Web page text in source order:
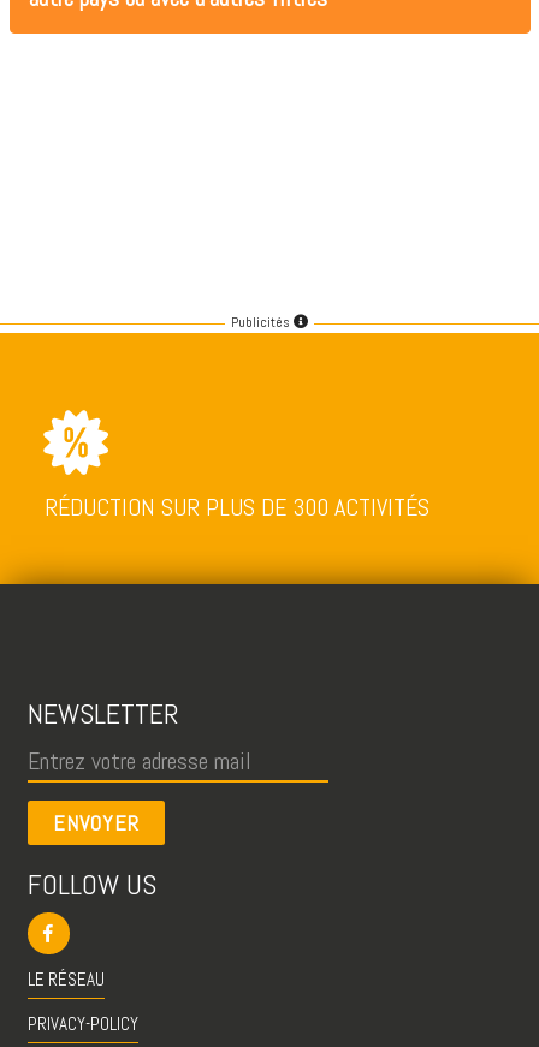
Publicités
RÉDUCTION SUR PLUS DE 300 ACTIVITÉS
NEWSLETTER
ENVOYER
FOLLOW US
LE RÉSEAU
PRIVACY-POLICY